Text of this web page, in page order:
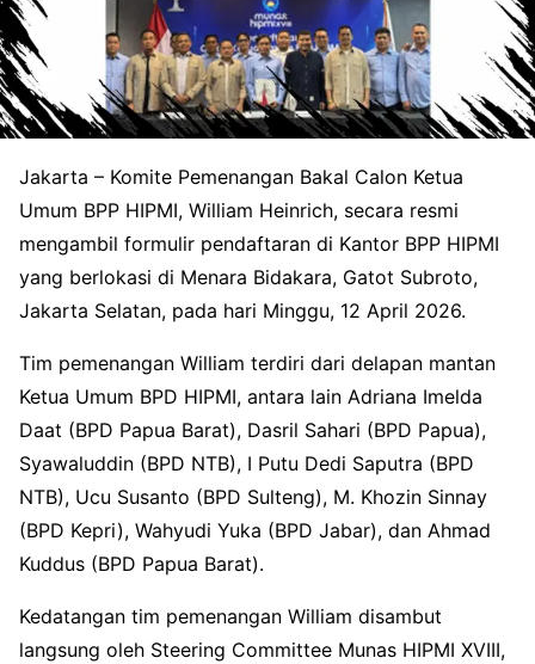
Jakarta – Komite Pemenangan Bakal Calon Ketua
Umum BPP HIPMI, William Heinrich, secara resmi
mengambil formulir pendaftaran di Kantor BPP HIPMI
yang berlokasi di Menara Bidakara, Gatot Subroto,
Jakarta Selatan, pada hari Minggu, 12 April 2026.
Tim pemenangan William terdiri dari delapan mantan
Ketua Umum BPD HIPMI, antara lain Adriana Imelda
Daat (BPD Papua Barat), Dasril Sahari (BPD Papua),
Syawaluddin (BPD NTB), I Putu Dedi Saputra (BPD
NTB), Ucu Susanto (BPD Sulteng), M. Khozin Sinnay
(BPD Kepri), Wahyudi Yuka (BPD Jabar), dan Ahmad
Kuddus (BPD Papua Barat).
Kedatangan tim pemenangan William disambut
langsung oleh Steering Committee Munas HIPMI XVIII,